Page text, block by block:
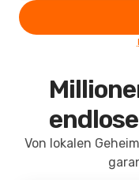
Von lokalen